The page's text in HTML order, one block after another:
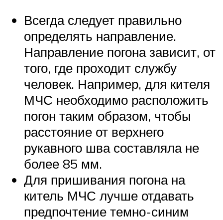
Всегда следует правильно
определять направление.
Направление погона зависит, от
того, где проходит службу
человек. Например, для кителя
МЧС необходимо расположить
погон таким образом, чтобы
расстояние от верхнего
рукавного шва составляла не
более 85 мм.
Для пришивания погона на
китель МЧС лучше отдавать
предпочтение темно-синим